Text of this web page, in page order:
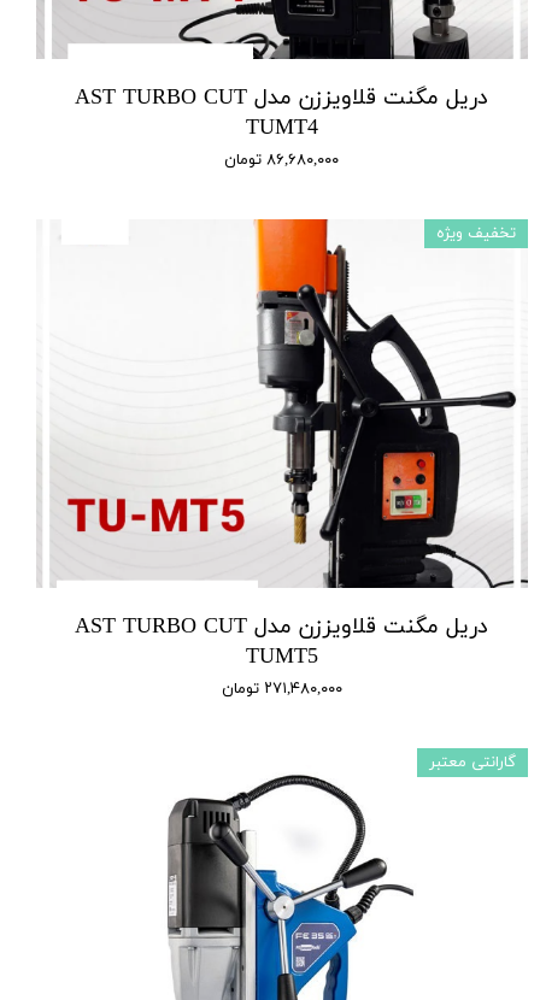
دریل مگنت قلاویززن مدل AST TURBO CUT
TUMT4
۸۶,۶۸۰,۰۰۰ تومان
دریل مگنت قلاویززن مدل AST TURBO CUT
TUMT5
۲۷۱,۴۸۰,۰۰۰ تومان
تخفیف ویژه
گارانتی معتبر